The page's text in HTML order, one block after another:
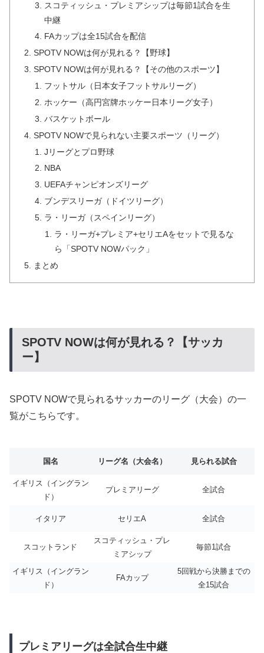
スコティッシュ・プレミアシップは毎節1試合を生
中継
FAカップは全15試合を配信
SPOTV NOWは何が見れる？【野球】
SPOTV NOWは何が見れる？【その他のスポーツ】
フットサル（日本女子フットサルリーグ）
ホッケー（高円宮牌ホッケー日本リーグ女子）
バスケットボール
SPOTV NOWで見られない主要スポーツ（リーグ）
Jリーグとプロ野球
NBA
UEFAチャンピオンズリーグ
ブンデスリーガ（ドイツリーグ）
ラ・リーガ（スペインリーグ）
ラ・リーガ+プレミア+セリエAをセットで見るな
ら「SPOTV NOWパック」
まとめ
SPOTV NOWは何が見れる？【サッカ
ー】
SPOTV NOWで見られるサッカーのリーグ（大会）の一
覧がこちらです。
国名 リーグ名（大会名） 見られる試合
イギリス（イングラン
ド）
プレミアリーグ 全試合
イタリア セリエA 全試合
スコットランド
スコティッシュ・プレ
ミアシップ
毎節1試合
イギリス（イングラン
ド）
FAカップ
5回戦から決勝までの
全15試合
プレミアリーグは全試合生中継